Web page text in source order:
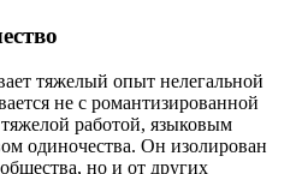
тяжелый опыт нелегальной
не с романтизированной
работой, языковым
одиночества. Он изолирован
но и от других